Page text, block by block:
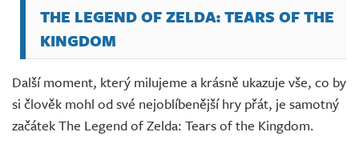
THE LEGEND OF ZELDA: TEARS OF THE
KINGDOM
Další moment, který milujeme a krásně ukazuje vše, co by
si člověk mohl od své nejoblíbenější hry přát, je samotný
začátek The Legend of Zelda: Tears of the Kingdom.